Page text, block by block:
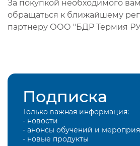
За покупкой необходимого
обращаться к ближайшему
партнеру ООО "БДР Термия
Подписка
Только важная информация:
- новости
- анонсы обучений и
- новые продукты